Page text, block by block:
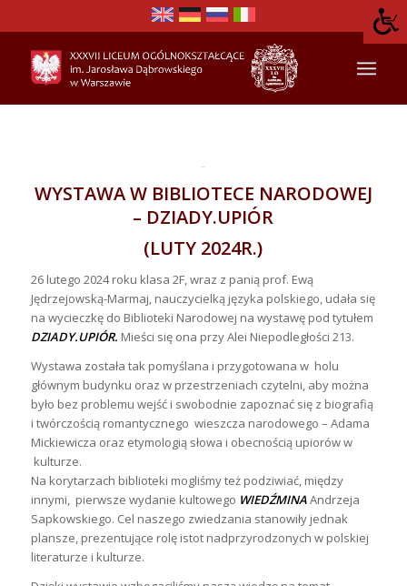
WYSTAWA W BIBLIOTECE NARODOWEJ
– DZIADY.UPIÓR
(LUTY 2024R.)
26 lutego 2024 roku klasa 2F, wraz z panią prof. Ewą
Jędrzejowską-Marmaj, nauczycielką języka polskiego, udała się
na wycieczkę do Biblioteki Narodowej na wystawę pod tytułem
DZIADY.UPIÓR. Mieści się ona przy Alei Niepodległości 213.
Wystawa została tak pomyślana i przygotowana w holu
głównym budynku oraz w przestrzeniach czytelni, aby można
było bez problemu wejść i swobodnie zapoznać się z biografią
i twórczością romantycznego wieszcza narodowego – Adama
Mickiewicza oraz etymologią słowa i obecnością upiorów w
kulturze.
Na korytarzach biblioteki mogliśmy też podziwiać, między
innymi, pierwsze wydanie kultowego WIEDŹMINAAndrzeja
Sapkowskiego. Cel naszego zwiedzania stanowiły jednak
plansze, prezentujące rolę istot nadprzyrodzonych w polskiej
literaturze i kulturze.